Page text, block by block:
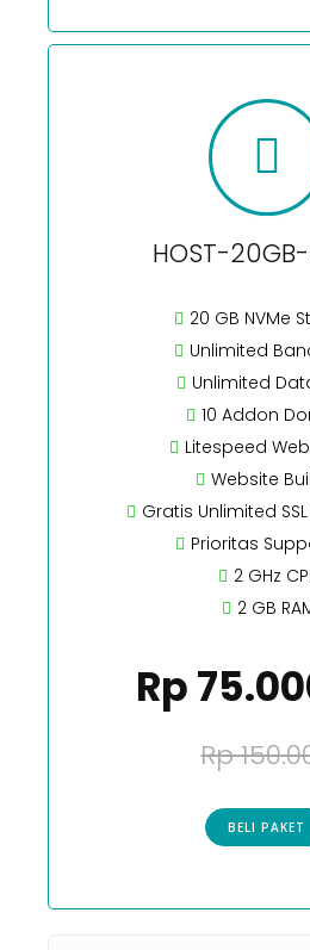
HOST-
20 GB NVMe
Unlimited
Unlimited
10 Addon
Litespeed
Website
Gratis Unlimited
Prioritas
2 GHz
2 GB
Rp
Rp
BELI PAKET